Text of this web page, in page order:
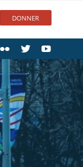
DONNER